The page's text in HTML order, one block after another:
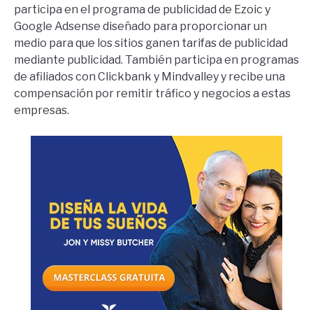
participa en el programa de publicidad de Ezoic y
Google Adsense diseñado para proporcionar un
medio para que los sitios ganen tarifas de publicidad
mediante publicidad. También participa en programas
de afiliados con Clickbank y Mindvalley y recibe una
compensación por remitir tráfico y negocios a estas
empresas.